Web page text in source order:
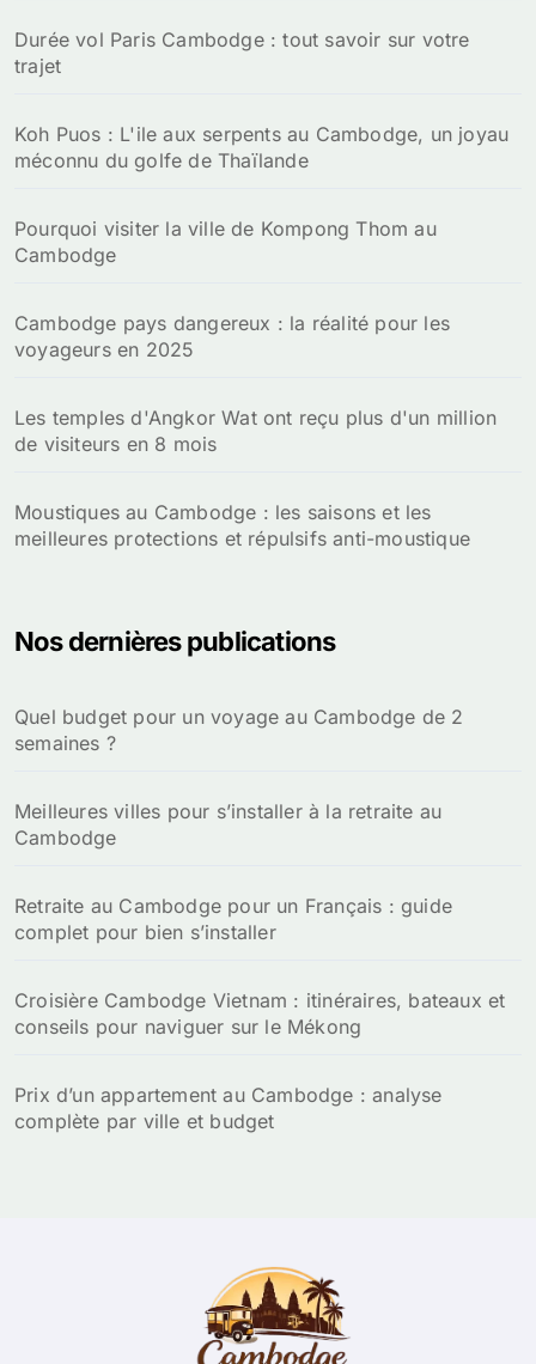
Durée vol Paris Cambodge : tout savoir sur votre
trajet
Koh Puos : L'ile aux serpents au Cambodge, un joyau
méconnu du golfe de Thaïlande
Pourquoi visiter la ville de Kompong Thom au
Cambodge
Cambodge pays dangereux : la réalité pour les
voyageurs en 2025
Les temples d'Angkor Wat ont reçu plus d'un million
de visiteurs en 8 mois
Moustiques au Cambodge : les saisons et les
meilleures protections et répulsifs anti-moustique
Nos dernières publications
Quel budget pour un voyage au Cambodge de 2
semaines ?
Meilleures villes pour s’installer à la retraite au
Cambodge
Retraite au Cambodge pour un Français : guide
complet pour bien s’installer
Croisière Cambodge Vietnam : itinéraires, bateaux et
conseils pour naviguer sur le Mékong
Prix d’un appartement au Cambodge : analyse
complète par ville et budget